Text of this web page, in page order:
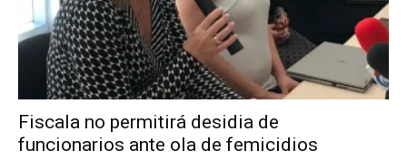
Fiscala no permitirá desidia de
funcionarios ante ola de femicidios